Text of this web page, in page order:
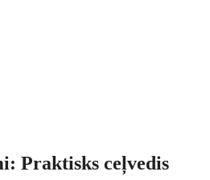
Praktisks ceļvedis